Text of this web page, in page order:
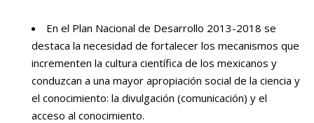
En el Plan Nacional de Desarrollo 2013-2018 se
destaca la necesidad de fortalecer los mecanismos que
incrementen la cultura científica de los mexicanos y
conduzcan a una mayor apropiación social de la ciencia y
el conocimiento: la divulgación (comunicación) y el
acceso al conocimiento.